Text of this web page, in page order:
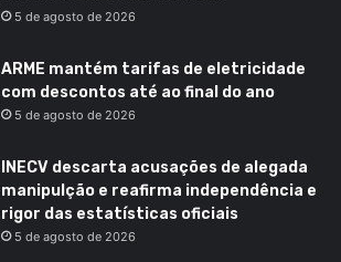
5 de agosto de 2026
ARME mantém tarifas de eletricidade
com descontos até ao final do ano
5 de agosto de 2026
INECV descarta acusações de alegada
manipulção e reafirma independência e
rigor das estatísticas oficiais
5 de agosto de 2026